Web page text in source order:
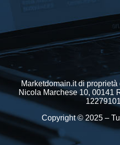
Marketdomain.it di
Nicola Marchese 10, 00141
Copyright © 2025 –